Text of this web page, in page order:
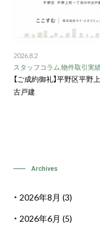
2026.8.2
スタッフコラム,物件取引実
【ご成約御礼】平野区平野
古戸建
Archives
2026年8月 (3)
2026年6月 (5)